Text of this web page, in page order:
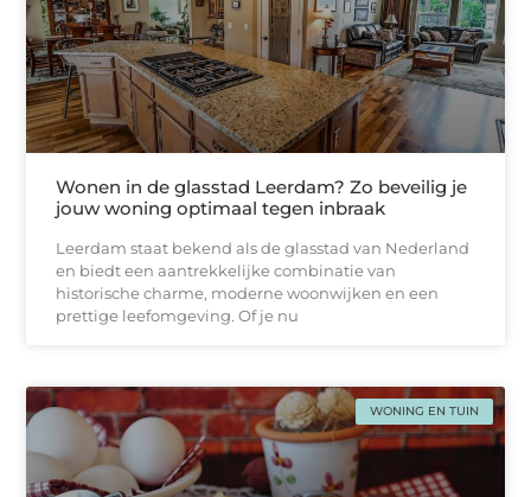
Wonen in de glasstad Leerdam? Zo beveilig je
jouw woning optimaal tegen inbraak
Leerdam staat bekend als de glasstad van Nederland
en biedt een aantrekkelijke combinatie van
historische charme, moderne woonwijken en een
prettige leefomgeving. Of je nu
WONING EN TUIN